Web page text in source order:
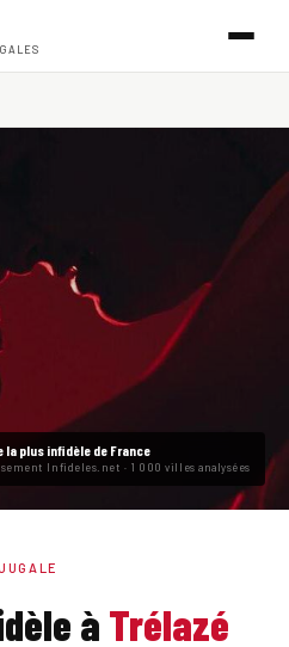
la plus infidèle de France
Infideles.net · 1 000 villes analysées
à Trélazé